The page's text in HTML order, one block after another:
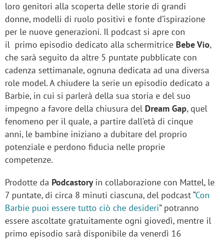
loro genitori alla scoperta delle storie di grandi
donne, modelli di ruolo positivi e fonte d’ispirazione
per le nuove generazioni. Il podcast si apre con
il primo episodio dedicato alla schermitrice Bebe Vio,
che sarà seguito da altre 5 puntate pubblicate con
cadenza settimanale, ognuna dedicata ad una diversa
role model. A chiudere la serie un episodio dedicato a
Barbie, in cui si parlerà della sua storia e del suo
impegno a favore della chiusura del Dream Gap, quel
fenomeno per il quale, a partire dall'età di cinque
anni, le bambine iniziano a dubitare del proprio
potenziale e perdono fiducia nelle proprie
competenze.
Prodotte da Podcastory in collaborazione con Mattel, le
7 puntate, di circa 8 minuti ciascuna, del podcast “Con
Barbie puoi essere tutto ciò che desideri” potranno
essere ascoltate gratuitamente ogni giovedì, mentre il
primo episodio sarà disponibile da venerdì 16